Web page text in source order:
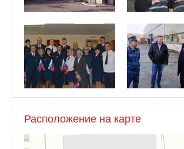
Расположение на карте